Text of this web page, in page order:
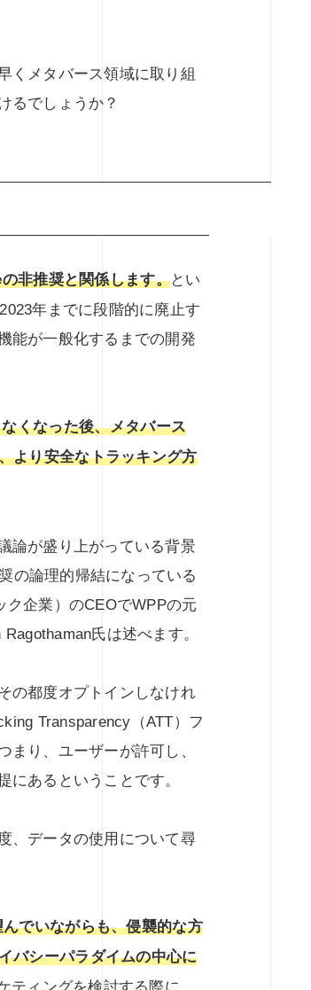
くメタバース領域に取り組
るでしょうか？
非推奨と関係します。とい
年までに段階的に廃止す
能が一般化するまでの開発
くなった後、メタバース
より安全なトラッキング方
論が盛り上がっている背景
の論理的帰結になっている
企業）のCEOでWPPの元
氏は述べます。
の都度オプトインしなけれ
Transparency（ATT）フ
まり、ユーザーが許可し、
にあるということです。
、データの使用について尋
でいながらも、侵襲的な方
バシーパラダイムの中心に
ティングを検討する際に